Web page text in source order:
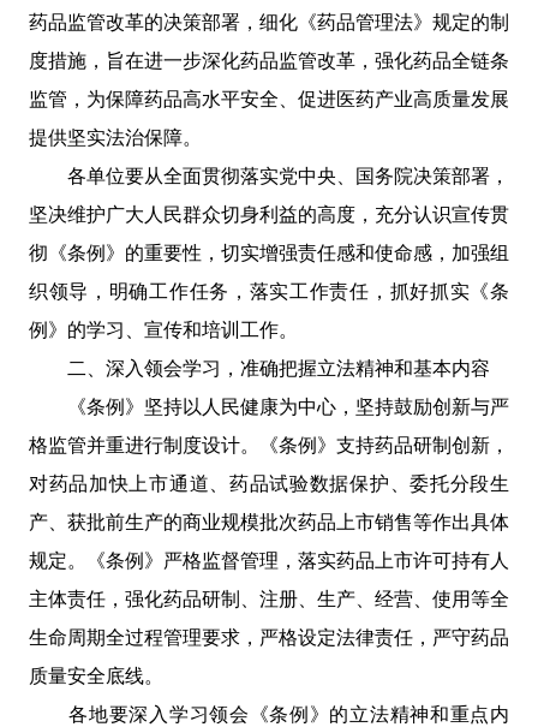
药品监管改革的决策部署，细化《药品管理法》规定的制
度措施，旨在进一步深化药品监管改革，强化药品全链条
监管，为保障药品高水平安全、促进医药产业高质量发展
提供坚实法治保障。
各单位要从全面贯彻落实党中央、国务院决策部署，
坚决维护广大人民群众切身利益的高度，充分认识宣传贯
彻《条例》的重要性，切实增强责任感和使命感，加强组
织领导，明确工作任务，落实工作责任，抓好抓实《条
例》的学习、宣传和培训工作。
二、深入领会学习，准确把握立法精神和基本内容
《条例》坚持以人民健康为中心，坚持鼓励创新与严
格监管并重进行制度设计。《条例》支持药品研制创新，
对药品加快上市通道、药品试验数据保护、委托分段生
产、获批前生产的商业规模批次药品上市销售等作出具体
规定。《条例》严格监督管理，落实药品上市许可持有人
主体责任，强化药品研制、注册、生产、经营、使用等全
生命周期全过程管理要求，严格设定法律责任，严守药品
质量安全底线。
各地要深入学习领会《条例》的立法精神和重点内